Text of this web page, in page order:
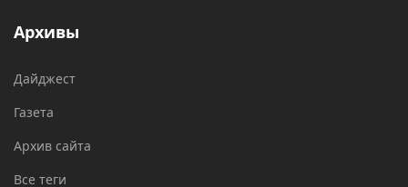
Архивы
Дайджест
Газета
Архив сайта
Все теги